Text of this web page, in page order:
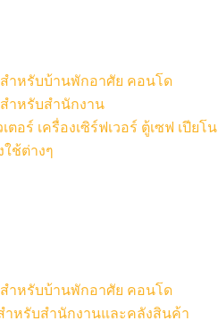
สำหรับบ้านพักอาศัย คอนโด
สำหรับสำนักงาน
อร์ เครื่องเซิร์ฟเวอร์ ตู้เซฟ เปียโน
ใช้ต่างๆ
สำหรับบ้านพักอาศัย คอนโด
ำหรับสำนักงานและคลังสินค้า